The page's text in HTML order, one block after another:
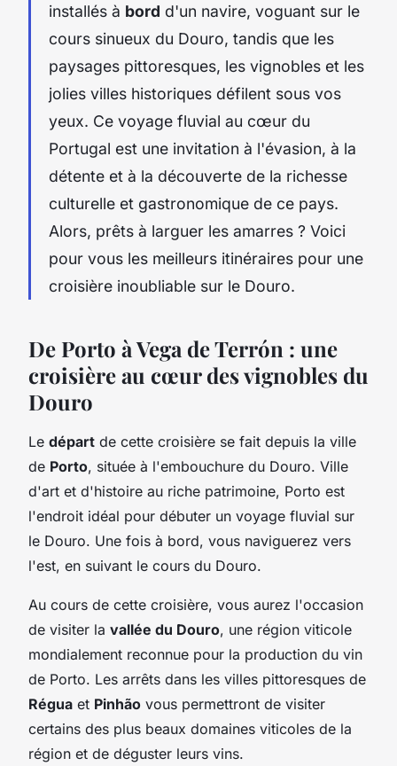
installés à bord d'un navire, voguant sur le
cours sinueux du Douro, tandis que les
paysages pittoresques, les vignobles et les
jolies villes historiques défilent sous vos
yeux. Ce voyage fluvial au cœur du
Portugal est une invitation à l'évasion, à la
détente et à la découverte de la richesse
culturelle et gastronomique de ce pays.
Alors, prêts à larguer les amarres ? Voici
pour vous les meilleurs itinéraires pour une
croisière inoubliable sur le Douro.
De Porto à Vega de Terrón : une
croisière au cœur des vignobles du
Douro
Le départ de cette croisière se fait depuis la ville
de Porto, située à l'embouchure du Douro. Ville
d'art et d'histoire au riche patrimoine, Porto est
l'endroit idéal pour débuter un voyage fluvial sur
le Douro. Une fois à bord, vous naviguerez vers
l'est, en suivant le cours du Douro.
Au cours de cette croisière, vous aurez l'occasion
de visiter la vallée du Douro, une région viticole
mondialement reconnue pour la production du vin
de Porto. Les arrêts dans les villes pittoresques de
Régua et Pinhão vous permettront de visiter
certains des plus beaux domaines viticoles de la
région et de déguster leurs vins.